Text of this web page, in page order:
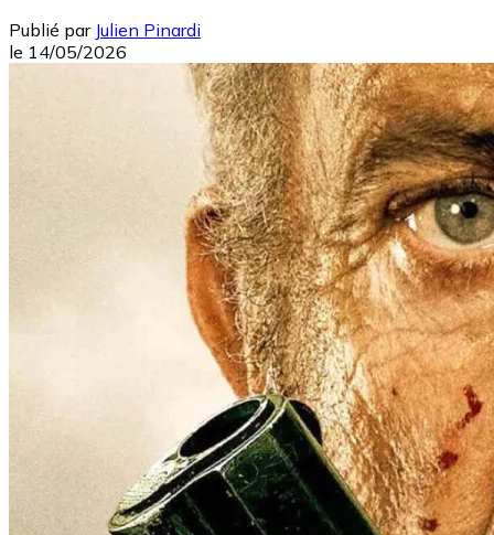
Publié par Julien Pinardi
le 14/05/2026